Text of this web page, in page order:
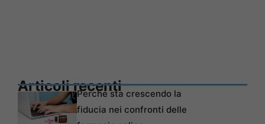
Articoli recentiPerché sta crescendo la
fiducia nei confronti delle